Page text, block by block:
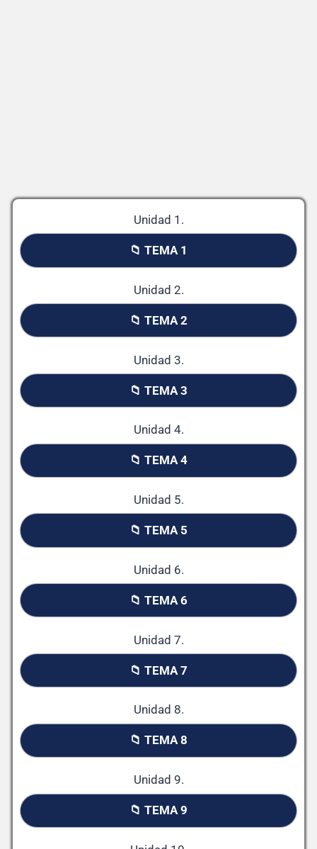
Unidad 1.
📁 TEMA 1
Unidad 2.
📁 TEMA 2
Unidad 3.
📁 TEMA 3
Unidad 4.
📁 TEMA 4
Unidad 5.
📁 TEMA 5
Unidad 6.
📁 TEMA 6
Unidad 7.
📁 TEMA 7
Unidad 8.
📁 TEMA 8
Unidad 9.
📁 TEMA 9